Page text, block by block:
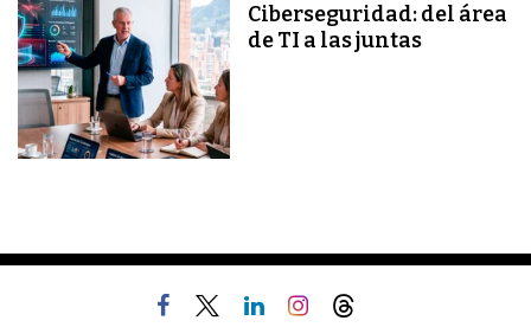
Ciberseguridad: del área
de TI a las juntas